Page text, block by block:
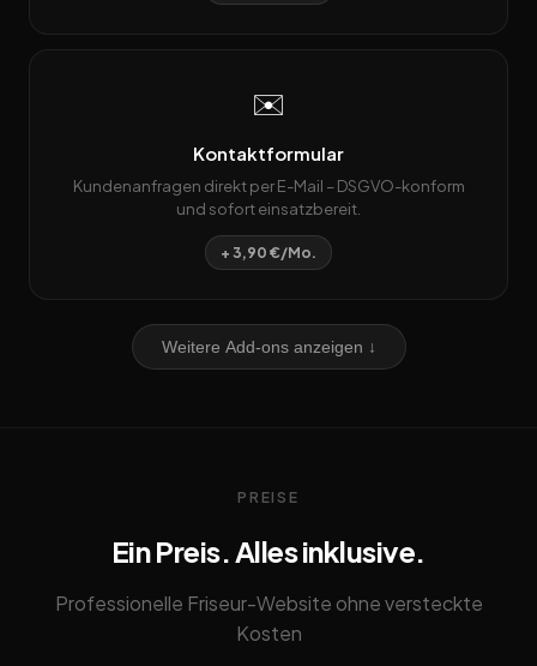
✉️
Kontaktformular
Kundenanfragen direkt per E-Mail – DSGVO-konform
und sofort einsatzbereit.
+ 3,90 €/Mo.
Weitere Add-ons anzeigen ↓
PREISE
Ein Preis. Alles inklusive.
Professionelle Friseur-Website ohne versteckte
Kosten